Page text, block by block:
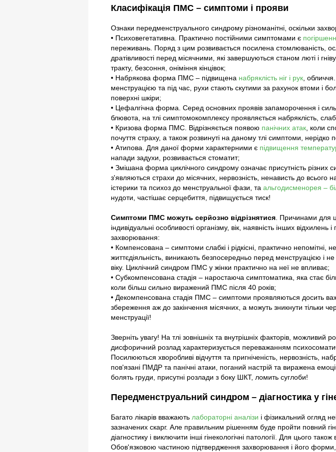
Класифікація ПМС – симптоми і прояви
Ознаки передменструального синдрому різноманітні, оскільки
• Психовегетативна. Практично постійними симптомами є
переживань. Поряд з цим розвивається посилена стомлюваність,
дратівливості перед місячними, які завершуються станом люті і
тракту, безсоння, оніміння кінцівок;
• Набрякова форма ПМС – підвищена набряклість ніг і рук ,
менструацією та під час, рухи стають скутими за рахунок втоми
поверхні шкіри;
• Цефалгічна форма. Серед основних проявів запаморочення і
блювота, на тлі симптомокомплексу проявляється набряклість,
• Кризова форма ПМС. Відрізняється появою панічних атак , коли
почуття страху, а також розвинуті на даному тлі симптоми, нерідко
• Атипова. Для даної форми характерними є підвищення
напади задухи, розвивається стоматит;
• Змішана форма циклічного синдрому означає присутність різних
з'являються страхи до місячних, нервозність, ненависть до
істерики та психоз до менструальної фази, та альгодисменорея –
нудоти, частішає серцебиття, підвищується тиск!
Симптоми ПМС можуть серйозно відрізнятися . Причинами для
індивідуальні особливості організму, вік, наявність інших відхилень
захворювання:
• Компенсована – симптоми слабкі і рідкісні, практично непомітні,
життєдіяльність, виникають безпосередньо перед менструацією і
віку. Циклічний синдром ПМС у жінки практично на неї не впливає;
• Субкомпенсована стадія – наростаюча симптоматика, яка стає
коли більш сильно виражений ПМС після 40 років;
• Декомпенсована стадія ПМС – симптоми проявляються досить
збереження аж до закінчення місячних, а можуть зникнути тільки
менструації!
Зверніть увагу! На тлі зовнішніх та внутрішніх факторів,
дисфоричний розлад характеризується переважанням
Посилюються хворобливі відчуття та пригніченість, нервозність,
пов'язані ПМДР та панічні атаки, поганий настрій та виражена
болять груди, присутні розлади з боку ШКТ, ломить суглоби!
Передменструальний синдром – діагностика у
Багато лікарів вважають лабораторні аналізи і фізикальний огляд
зазначених скарг. Але правильним рішенням буде пройти повний
діагностику і виключити інші гінекологічні патології. Для цього
Обов'язковою частиною підтвердження захворювання і його форми,